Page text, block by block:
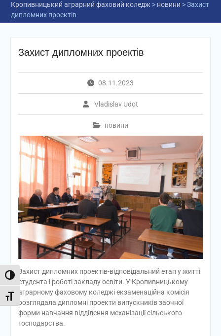
Toggle High Contrast
Toggle Font size
Кропивницький аграрний фаховий коледж > новини >Захист
дипломних проектів
Захист дипломних проектів
08.11.2023
Vladislav Udot
новини
Захист дипломних проектів-відповідальний етап у житті
студента і роботі закладу освіти. У Кропивницькому
аграрному фаховому коледжі екзаменаційна комісія
розглядала дипломні проекти випускників заочної
форми навчання відділення механізації сільського
господарства.